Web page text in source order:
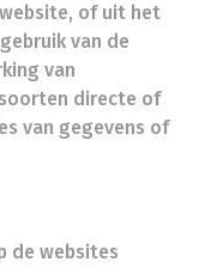
of uit het
van de
van
directe of
van gegevens of
de websites